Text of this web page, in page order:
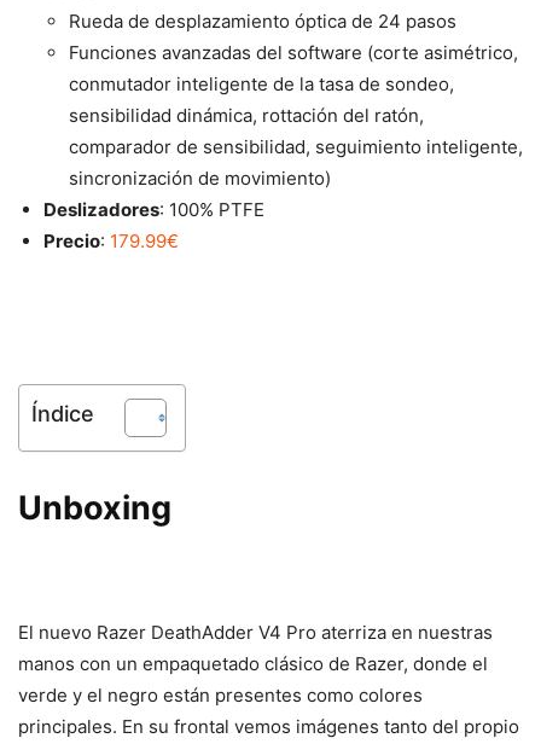
Rueda de desplazamiento óptica de 24 pasos
Funciones avanzadas del software (corte asimétrico,
conmutador inteligente de la tasa de sondeo,
sensibilidad dinámica, rottación del ratón,
comparador de sensibilidad, seguimiento inteligente,
sincronización de movimiento)
Deslizadores: 100% PTFE
Precio: 179.99€
Índice
Unboxing
El nuevo Razer DeathAdder V4 Pro aterriza en nuestras
manos con un empaquetado clásico de Razer, donde el
verde y el negro están presentes como colores
principales. En su frontal vemos imágenes tanto del propio